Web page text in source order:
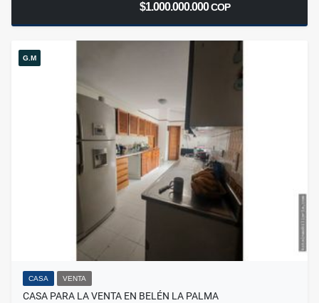
$1.000.000.000COP
G.M
CASA VENTA
CASA PARA LA VENTA EN BELÉN LA PALMA